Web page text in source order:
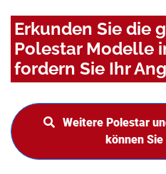
Erkunden Sie die
Polestar Modelle
fordern Sie Ihr
Weitere Polestar
können